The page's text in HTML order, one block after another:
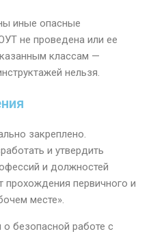
иные опасные
не проведена или ее
классам —
нельзя.
закреплено.
и утвердить
и должностей
первичного и
месте».
безопасной работе с